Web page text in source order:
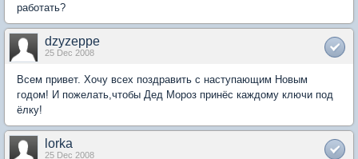
работать?
dzyzeppe
25 Dec 2008
Всем привет. Хочу всех поздравить с наступающим Новым
годом! И пожелать,чтобы Дед Мороз принёс каждому ключи под
ёлку!
lorka
25 Dec 2008